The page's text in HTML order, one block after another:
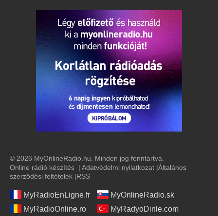
© 2026 MyOnlineRadio.hu. Minden jog fenntartva.
Online rádió készítés | Adatvédelmi nyilatkozat |Általános
szerződési feltételek |RSS
MyRadioEnLigne.fr
MyOnlineRadio.sk
MyRadioOnline.ro
MyRadyoDinle.com